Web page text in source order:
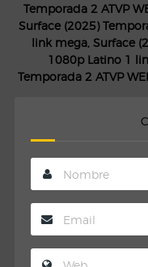
Temporada 2 ATVP
Surface (2025)
link mega, Surface
1080p Latino 1
Temporada 2 ATVP